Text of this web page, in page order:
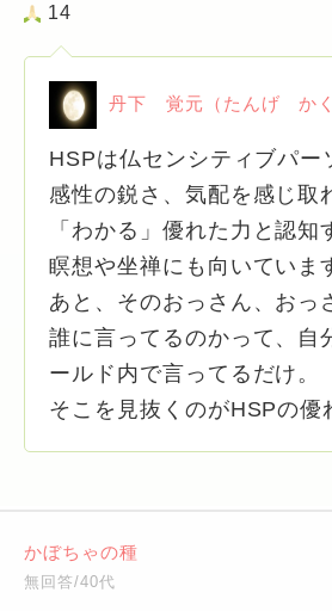
14
丹下 覚元（たんげ かく
HSPは仏センシティブパー
感性の鋭さ、気配を感じ取
「わかる」優れた力と認知
瞑想や坐禅にも向いていま
あと、そのおっさん、おっ
誰に言ってるのかって、自
ールド内で言ってるだけ。
そこを見抜くのがHSPの優
かぼちゃの種
無回答/40代